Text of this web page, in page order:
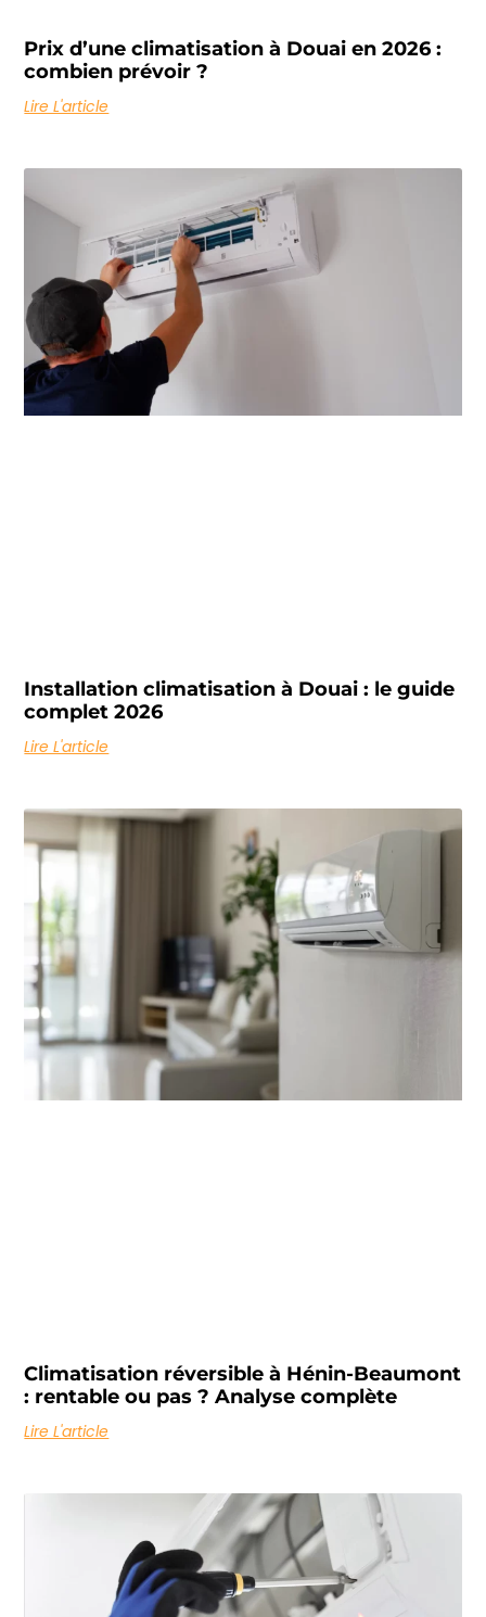
Prix d’une climatisation à Douai en 2026 :
combien prévoir ?
Lire L'article
Installation climatisation à Douai : le guide
complet 2026
Lire L'article
Climatisation réversible à Hénin-Beaumont
: rentable ou pas ? Analyse complète
Lire L'article